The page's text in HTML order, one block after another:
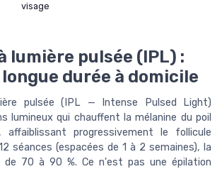
visage
lumière pulsée (IPL) :
durée à domicile
pulsée (IPL — Intense Pulsed Light)
lumineux qui chauffent la mélanine du poil
affaiblissant progressivement le follicule
séances (espacées de 1 à 2 semaines), la
de 70 à 90 %. Ce n'est pas une épilation